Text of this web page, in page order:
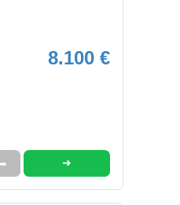
8.100 €
➦ ➜